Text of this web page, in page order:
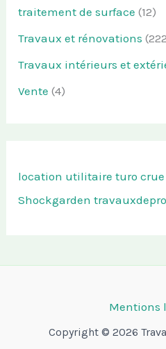
traitement de surface (12)
Travaux et rénovations
Travaux intérieurs et
Vente (4)
location utilitaire turo
Shockgarden
Mentions
Copyright © 2026